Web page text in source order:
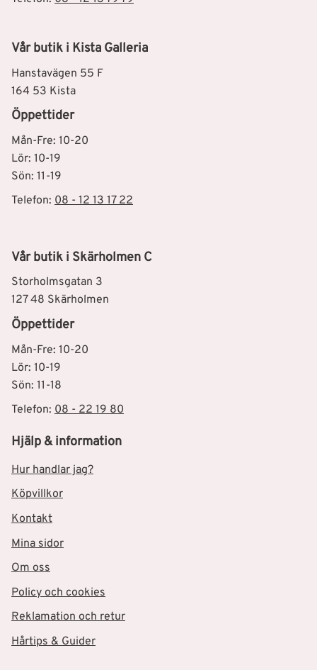
Vår butik i Kista Galleria
Hanstavägen 55 F
164 53 Kista
Öppettider
Mån-Fre: 10-20
Lör: 10-19
Sön: 11-19
Telefon: 08 - 12 13 17 22
Vår butik i Skärholmen C
Storholmsgatan 3
127 48 Skärholmen
Öppettider
Mån-Fre: 10-20
Lör: 10-19
Sön: 11-18
Telefon: 08 - 22 19 80
Hjälp & information
Hur handlar jag?
Köpvillkor
Kontakt
Mina sidor
Om oss
Policy och cookies
Reklamation och retur
Hårtips & Guider